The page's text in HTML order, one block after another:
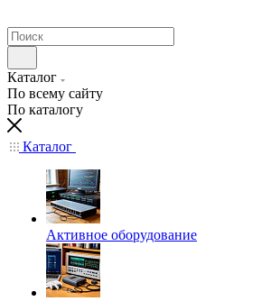
Каталог
По всему сайту
По каталогу
Каталог
Активное оборудование